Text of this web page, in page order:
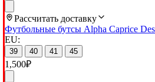
Рассчитать доставку
Футбольные бутсы Alpha Caprice
EU:
39 40 41 45
1,500₽